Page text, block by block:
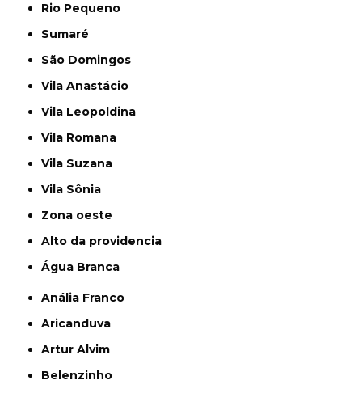
Rio Pequeno
Sumaré
São Domingos
Vila Anastácio
Vila Leopoldina
Vila Romana
Vila Suzana
Vila Sônia
Zona oeste
alto da providencia
Água Branca
Anália Franco
Aricanduva
Artur Alvim
Belenzinho